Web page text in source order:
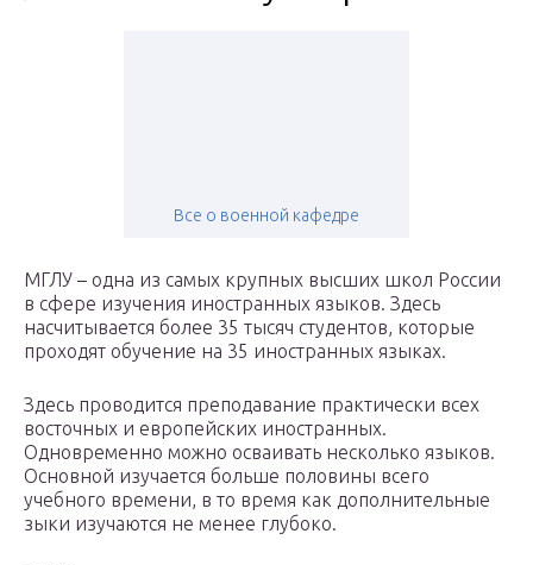
Все о военной кафедре
МГЛУ – одна из самых крупных высших школ России
в сфере изучения иностранных языков. Здесь
насчитывается более 35 тысяч студентов, которые
проходят обучение на 35 иностранных языках.
Здесь проводится преподавание практически всех
восточных и европейских иностранных.
Одновременно можно осваивать несколько языков.
Основной изучается больше половины всего
учебного времени, в то время как дополнительные
зыки изучаются не менее глубоко.